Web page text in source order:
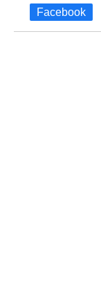
Facebook